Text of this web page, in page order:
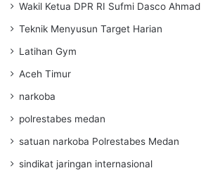
Wakil Ketua DPR RI Sufmi Dasco Ahmad
Teknik Menyusun Target Harian
Latihan Gym
Aceh Timur
narkoba
polrestabes medan
satuan narkoba Polrestabes Medan
sindikat jaringan internasional